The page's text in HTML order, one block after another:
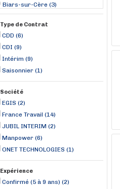
Biars-sur-Cère (3)
Auvergne-Rhône-Alpes (2)
Caussade (2)
Albi (1)
Bessières (1)
Castres (1)
Le Bez (1)
Type de Contrat
CDD (6)
CDI (9)
Intérim (9)
Saisonnier (1)
Société
EGIS (2)
France Travail (14)
JUBIL INTERIM (2)
Manpower (6)
ONET TECHNOLOGIES (1)
Expérience
Confirmé (5 à 9 ans) (2)